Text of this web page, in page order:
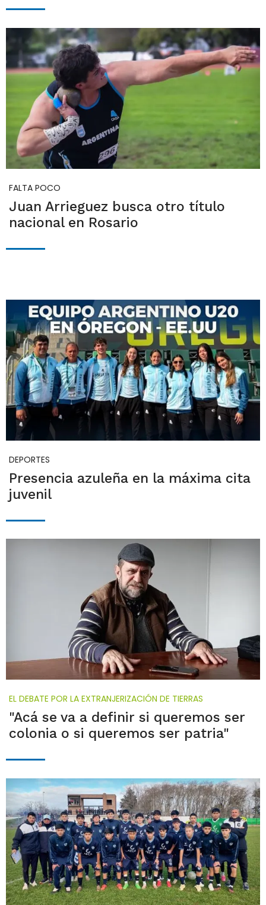
FALTA POCO
Juan Arrieguez busca otro título
nacional en Rosario
DEPORTES
Presencia azuleña en la máxima cita
juvenil
EL DEBATE POR LA EXTRANJERIZACIÓN DE TIERRAS
"Acá se va a definir si queremos ser
colonia o si queremos ser patria"